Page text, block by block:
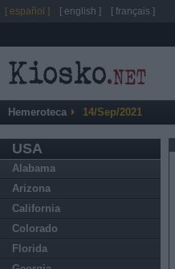
Hemeroteca 14/Sep/2021
USA
Alabama
Arizona
California
Colorado
Florida
[ español ] [ english ] [ français ]